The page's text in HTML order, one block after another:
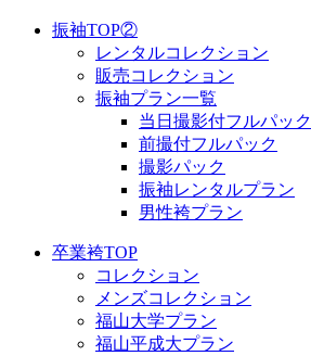
振袖TOP②
レンタルコレクション
販売コレクション
振袖プラン一覧
当日撮影付フルパック
前撮付フルパック
撮影パック
振袖レンタルプラン
男性袴プラン
卒業袴TOP
コレクション
メンズコレクション
福山大学プラン
福山平成大プラン